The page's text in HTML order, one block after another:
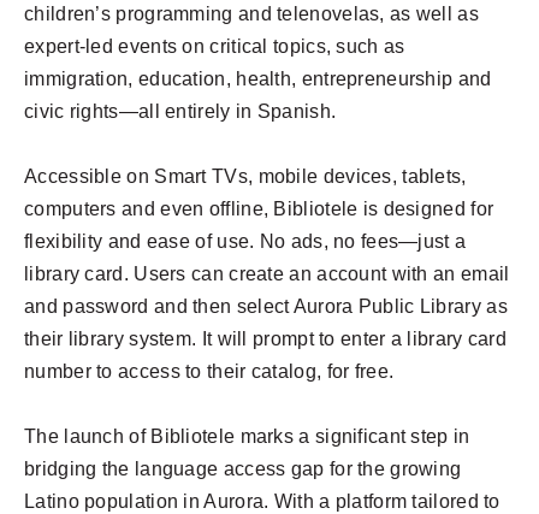
children’s programming and telenovelas, as well as
expert-led events on critical topics, such as
immigration, education, health, entrepreneurship and
civic rights—all entirely in Spanish.
Accessible on Smart TVs, mobile devices, tablets,
computers and even offline, Bibliotele is designed for
flexibility and ease of use. No ads, no fees—just a
library card. Users can create an account with an email
and password and then select Aurora Public Library as
their library system. It will prompt to enter a library card
number to access to their catalog, for free.
The launch of Bibliotele marks a significant step in
bridging the language access gap for the growing
Latino population in Aurora. With a platform tailored to